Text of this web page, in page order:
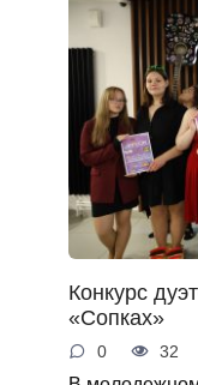
Конкурс
«Сопках»
0 32